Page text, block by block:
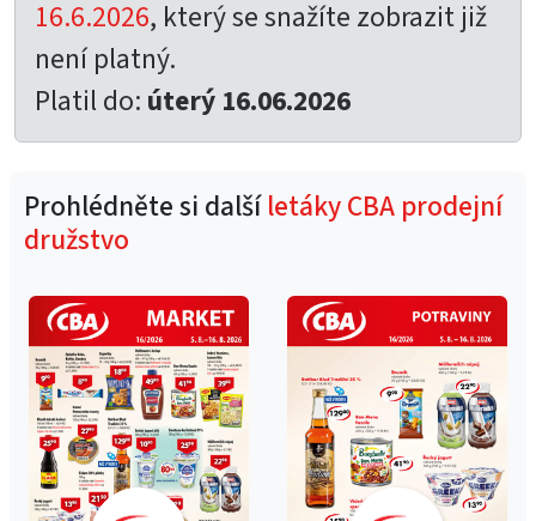
16.6.2026, který se snažíte zobrazit již
není platný.
Platil do: úterý 16.06.2026
Prohlédněte si dalšíletáky CBA prodejní
družstvo